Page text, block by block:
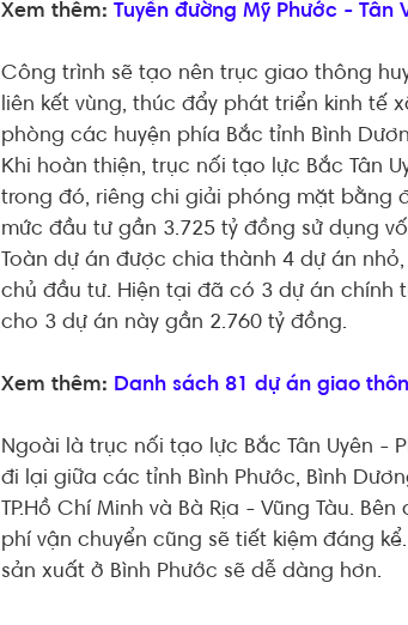
Xem thêm: Tuyến đường Mỹ Phước - Tân
Công trình sẽ tạo nên trục giao thông
liên kết vùng, thúc đẩy phát triển kinh tế
phòng các huyện phía Bắc tỉnh Bình
Khi hoàn thiện, trục nối tạo lực Bắc Tân
trong đó, riêng chi giải phóng mặt bằng
mức đầu tư gần 3.725 tỷ đồng sử dụng
Toàn dự án được chia thành 4 dự án
chủ đầu tư. Hiện tại đã có 3 dự án chính
cho 3 dự án này gần 2.760 tỷ đồng.
Xem thêm: Danh sách 81 dự án giao
Ngoài là trục nối tạo lực Bắc Tân Uyên -
đi lại giữa các tỉnh Bình Phước, Bình
TP.Hồ Chí Minh và Bà Rịa - Vũng Tàu.
phí vận chuyển cũng sẽ tiết kiệm đáng
sản xuất ở Bình Phước sẽ dễ dàng hơn.